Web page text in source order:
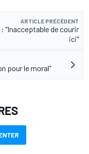
ARTICLE PRÉCÉDENT
"Inacceptable de courir
ici"
pour le moral"